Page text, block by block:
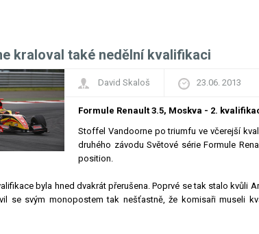
kraloval také nedělní kvalifikaci
David Skaloš 23.06. 2013
Formule Renault 3.5, Moskva - 2.
Stoffel Vandoorne po triumfu ve včerejší
druhého závodu Světové série Formule
position.
byla hned dvakrát přerušena. Poprvé se tak stalo kvůli
se svým monopostem tak nešťastně, že komisaři museli